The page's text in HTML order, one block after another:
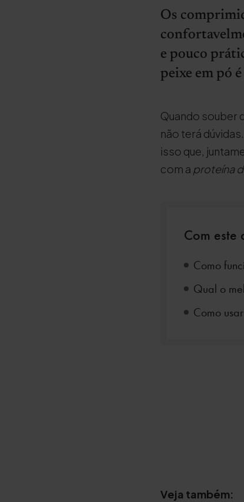
Os
e pouco
peixe em pó
Quando souber
não terá
isso que,
com a proteína
Com
Como
Qual o
Como
Veja também: